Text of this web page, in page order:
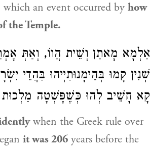
which an event occurred by how
the Temple.
אַלְמָא מָאתַן וְשֵׁית הֲווֹ, וְאַתְּ
שְׁנִין קָמוּ בְּהֵימָנוּתַיְיהוּ בַּהֲדֵי
קָא חָשֵׁיב לְהוּ כְּשֶׁפָּשְׁטָה
when the Greek rule over
it was 206 years before the